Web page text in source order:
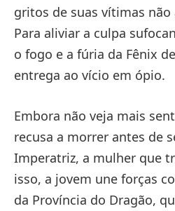
gritos de suas vítimas
Para aliviar a culpa
o fogo e a fúria da Fênix
entrega ao vício em ópio.
Embora não veja mais
recusa a morrer antes de
Imperatriz, a mulher que
isso, a jovem une forças
da Província do Dragão,